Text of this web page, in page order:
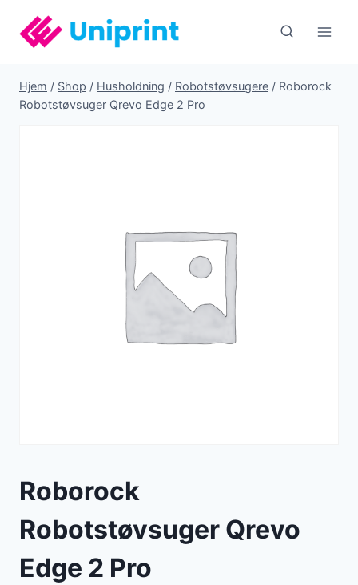
indhold
Hjem / Shop / Husholdning / Robotstøvsugere / Roborock
Robotstøvsuger Qrevo Edge 2 Pro
Roborock
Robotstøvsuger Qrevo
Edge 2 Pro